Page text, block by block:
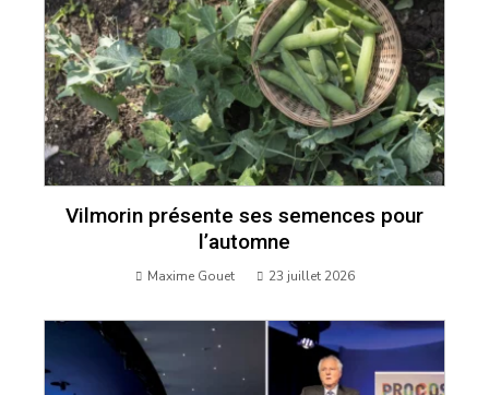
Vilmorin présente ses semences pour
l’automne
Maxime Gouet 23 juillet 2026